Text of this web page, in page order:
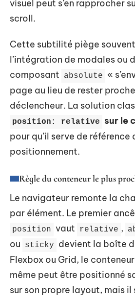
visuel peut s’en rapprocher
scroll.
Cette subtilité piège
l’intégration de modales ou
composant
absolute
«
page au lieu de rester
déclencheur. La solution
position: relative
sur le
pour qu’il serve de référence
positionnement.
Règle du conteneur le plus
Le navigateur remonte la
par élément. Le premier
position vaut relative ,
ou sticky
devient la boîte
Flexbox ou Grid, le
même peut être positionné
sur son propre layout, mais